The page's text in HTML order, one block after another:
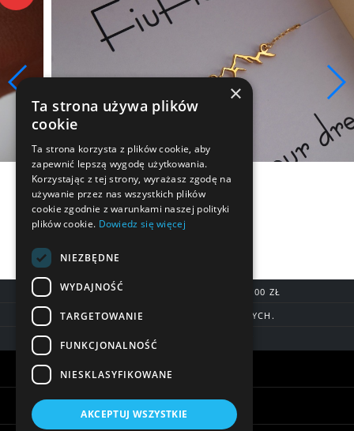
DARMOWA DOSTAWA OD 200,00 ZŁ
DOSTAWA DO 7 DNI ROBOCZYCH.
BLIK, SZYBKIE PRZELEWY
×
Ta strona używa plików
cookie
Ta strona korzysta z plików cookie, aby
zapewnić lepszą wygodę użytkowania.
Korzystając z tej strony, wyrażasz zgodę na
używanie przez nas wszystkich plików
cookie zgodnie z warunkami naszej polityki
plików cookie. Dowiedz się więcej
NIEZBĘDNE
WYDAJNOŚĆ
TARGETOWANIE
FUNKCJONALNOŚĆ
NIESKLASYFIKOWANE
AKCEPTUJ WSZYSTKIE